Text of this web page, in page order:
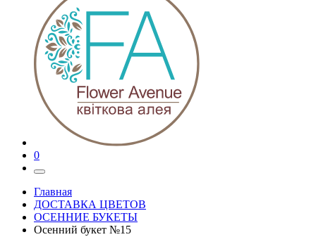
0
Главная
ДОСТАВКА ЦВЕТОВ
ОСЕННИЕ БУКЕТЫ
Осенний букет №15